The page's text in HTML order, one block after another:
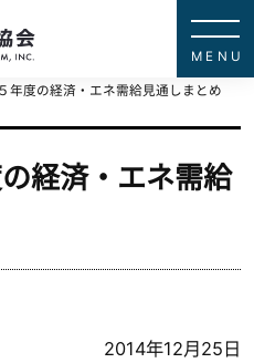
年度の経済・エネ需給見通しまとめ
経済・エネ需給
2014年12月25日